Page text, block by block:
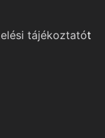
tájékoztatót